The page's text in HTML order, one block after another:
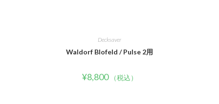
Decksaver
Waldorf Blofeld / Pulse 2用
¥8,800 （税込）